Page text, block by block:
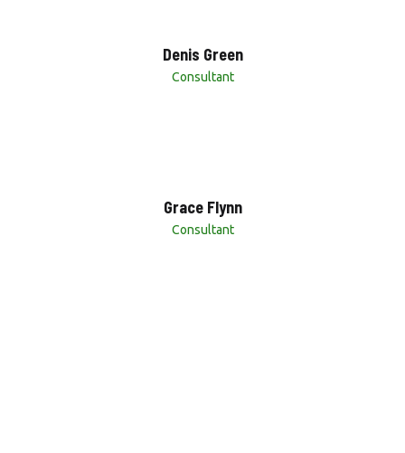
Denis Green
Consultant
Grace Flynn
Consultant